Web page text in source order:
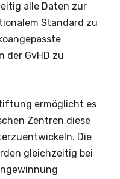
alle Daten zur
Standard zu
der GvHD zu
ermöglicht es
Zentren diese
Die
gleichzeitig bei